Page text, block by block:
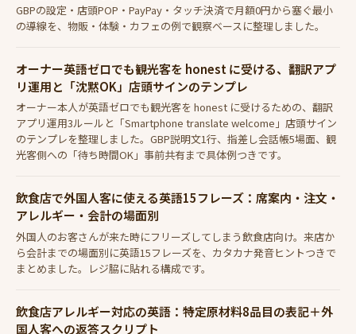
GBPの設定・店頭POP・PayPay・タッチ決済で月額0円から塞ぐ最小
の導線を、物販・体験・カフェの例で観察ベースに整理しました。
オーナー英語ゼロでも観光客を honest に受ける、翻訳アプ
リ運用と「沈黙OK」店頭サインのテンプレ
オーナー本人が英語ゼロでも観光客を honest に受けるための、翻訳
アプリ運用3ルールと「Smartphone translate welcome」店頭サイン
のテンプレを整理しました。GBP説明文1行、指差し会話帳5場面、観
光客側への「待ち時間OK」事前共有まで具体例つきです。
飲食店で外国人客に使える英語15フレーズ：席案内・注文・
アレルギー・会計の場面別
外国人のお客さんが来た時にフリーズしてしまう飲食店向け。来店か
ら会計までの場面別に英語15フレーズを、カタカナ発音ヒントつきで
まとめました。レジ脇に貼れる構成です。
飲食店アレルギー対応の英語：特定原材料8品目の表記＋外
国人客への返答スクリプト